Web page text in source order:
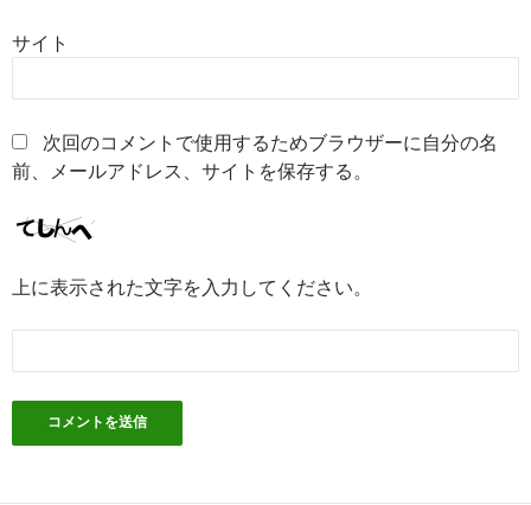
サイト
次回のコメントで使用するためブラウザーに自分の名
前、メールアドレス、サイトを保存する。
上に表示された文字を入力してください。